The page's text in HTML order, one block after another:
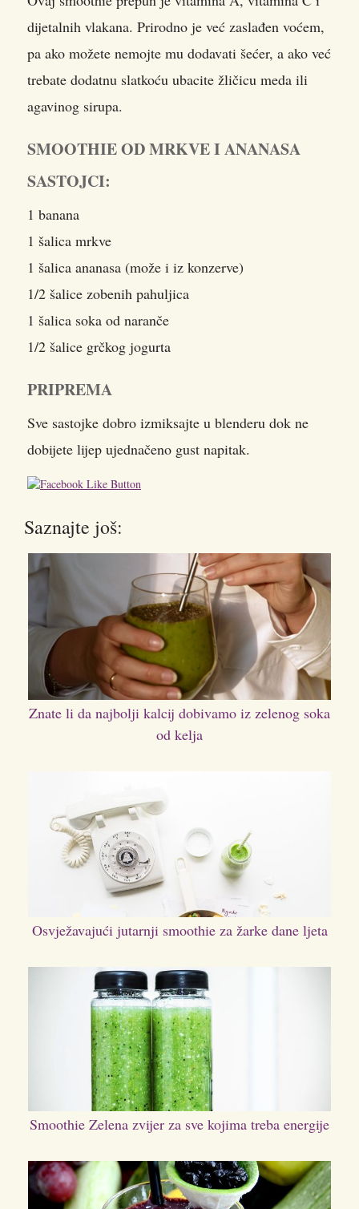
dijetalnih vlakana. Prirodno je već zaslađen voćem,
pa ako možete nemojte mu dodavati šećer, a ako već
trebate dodatnu slatkoću ubacite žličicu meda ili
agavinog sirupa.
SMOOTHIE OD MRKVE I ANANASA
SASTOJCI:
1 banana
1 šalica mrkve
1 šalica ananasa (može i iz konzerve)
1/2 šalice zobenih pahuljica
1 šalica soka od naranče
1/2 šalice grčkog jogurta
PRIPREMA
Sve sastojke dobro izmiksajte u blenderu dok ne
dobijete lijep ujednačeno gust napitak.
Saznajte još:
Znate li da najbolji kalcij dobivamo iz zelenog soka
od kelja
Osvježavajući jutarnji smoothie za žarke dane ljeta
Smoothie Zelena zvijer za sve kojima treba energije